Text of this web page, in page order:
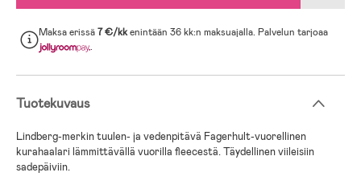
Maksa erissä7 €/kkenintään 36 kk:n maksuajalla. Palvelun tarjoaa
.
Tuotekuvaus
Lindberg-merkin tuulen- ja vedenpitävä Fagerhult-vuorellinen
kurahaalari lämmittävällä vuorilla fleecestä. Täydellinen viileisiin
sadepäiviin.